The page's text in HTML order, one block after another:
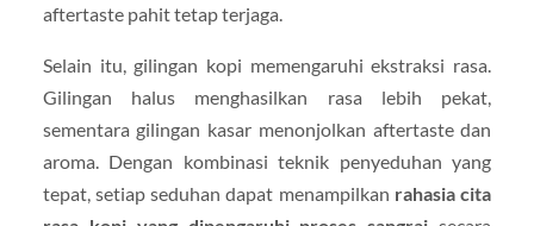
aftertaste pahit tetap terjaga.
Selain itu, gilingan kopi memengaruhi ekstraksi rasa.
Gilingan halus menghasilkan rasa lebih pekat,
sementara gilingan kasar menonjolkan aftertaste dan
aroma. Dengan kombinasi teknik penyeduhan yang
tepat, setiap seduhan dapat menampilkan rahasia cita